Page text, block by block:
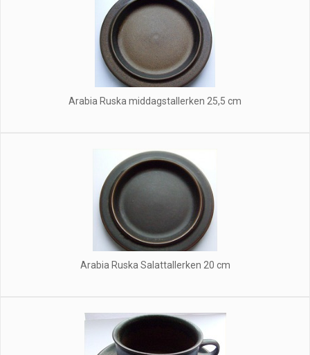
Arabia Ruska middagstallerken 25,5 cm
Arabia Ruska Salattallerken 20 cm